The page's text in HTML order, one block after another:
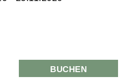
BUCHEN